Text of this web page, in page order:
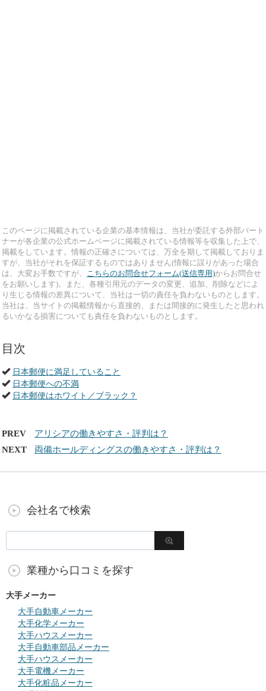
このページに掲載されている企業の基本情報は、当社が委託する外部パート
ナーが各企業の公式ホームページに掲載されている情報等を収集した上で、
掲載をしています。情報の正確さについては、万全を期して掲載しておりま
すが、当社がそれを保証するものではありません(情報に誤りがあった場合
は、大変お手数ですが、
こちらのお問合せフォーム(送信専用)からお問合せ
をお願いします)。また、各種引用元のデータの変更、追加、削除などによ
り生じる情報の差異について、当社は一切の責任を負わないものとします。
当社は、当サイトの掲載情報から直接的、または間接的に発生したと思われ
るいかなる損害についても責任を負わないものとします。
目次
日本郵便に満足していること
日本郵便への不満
日本郵便はホワイト／ブラック？
PREV
アリシアの働きやすさ・評判は？
NEXT
両備ホールディングスの働きやすさ・評判は？
会社名で検索
業種から口コミを探す
大手メーカー
大手自動車メーカー
大手化学メーカー
大手ハウスメーカー
大手自動車部品メーカー
大手ハウスメーカー
大手電機メーカー
大手化粧品メーカー